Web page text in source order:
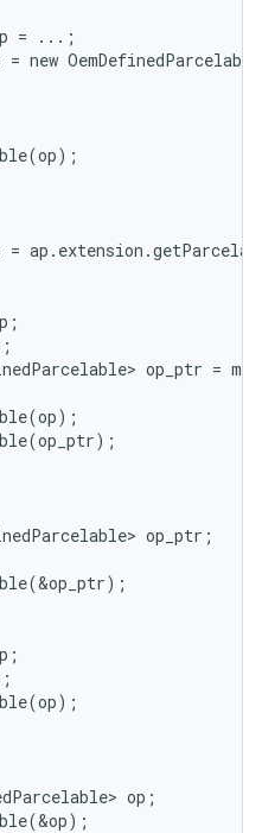
=
...;
= new OemDefinedParcelable
(op);
= ap . extension .
;
;
op_ptr =
(op);
(op_ptr);
op_ptr ;
(&op_ptr);
;
;
(op);
op ;
(&op);